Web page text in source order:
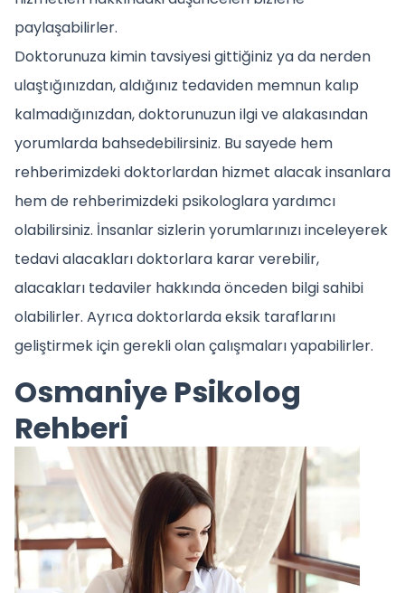
paylaşabilirler.
Doktorunuza kimin tavsiyesi gittiğiniz ya da nerden
ulaştığınızdan, aldığınız tedaviden memnun kalıp
kalmadığınızdan, doktorunuzun ilgi ve alakasından
yorumlarda bahsedebilirsiniz. Bu sayede hem
rehberimizdeki doktorlardan hizmet alacak insanlara
hem de rehberimizdeki psikologlara yardımcı
olabilirsiniz. İnsanlar sizlerin yorumlarınızı inceleyerek
tedavi alacakları doktorlara karar verebilir,
alacakları tedaviler hakkında önceden bilgi sahibi
olabilirler. Ayrıca doktorlarda eksik taraflarını
geliştirmek için gerekli olan çalışmaları yapabilirler.
Osmaniye Psikolog
Rehberi